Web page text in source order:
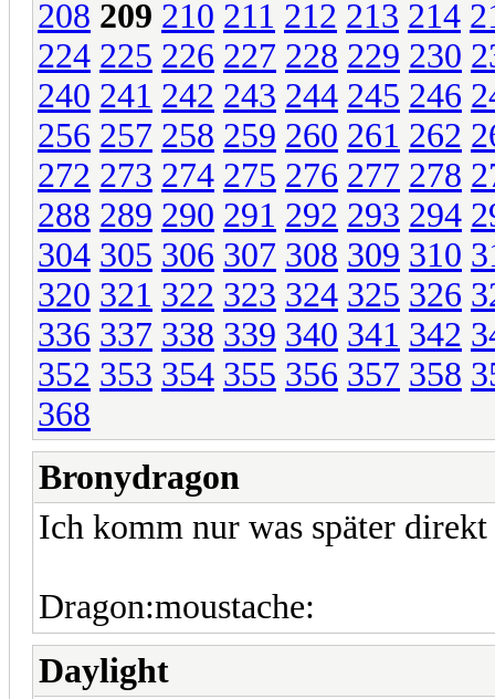
208 209 210 211 212 213 214
224 225 226 227 228 229 230
240 241 242 243 244 245 246
256 257 258 259 260 261 262
272 273 274 275 276 277 278
288 289 290 291 292 293 294
304 305 306 307 308 309 310
320 321 322 323 324 325 326
336 337 338 339 340 341 342
352 353 354 355 356 357 358
368
Bronydragon
Ich komm nur was später
Dragon:moustache:
Daylight